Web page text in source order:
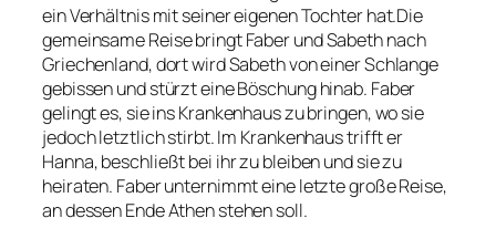
ein Verhältnis mit seiner eigenen Tochter hat.Die
gemeinsame Reise bringt Faber und Sabeth nach
Griechenland, dort wird Sabeth von einer Schlange
gebissen und stürzt eine Böschung hinab. Faber
gelingt es, sie ins Krankenhaus zu bringen, wo sie
jedoch letztlich stirbt. Im Krankenhaus trifft er
Hanna, beschließt bei ihr zu bleiben und sie zu
heiraten. Faber unternimmt eine letzte große Reise,
an dessen Ende Athen stehen soll.